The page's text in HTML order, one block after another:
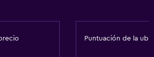
Puntuación de la